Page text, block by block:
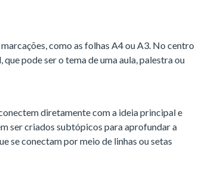
como as folhas A4 ou A3. No centro
pode ser o tema de uma aula, palestra ou
diretamente com a ideia principal e
ser criados subtópicos para aprofundar a
se conectam por meio de linhas ou setas